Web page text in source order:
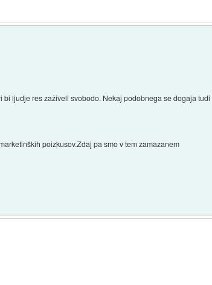
ljudje res zaživeli svobodo. Nekaj podobnega se dogaja tudi
poizkusov.Zdaj pa smo v tem zamazanem